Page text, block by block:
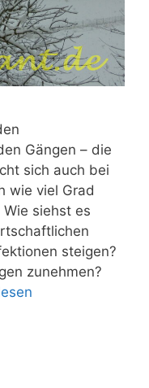
Gängen – die
sich auch bei
wie viel Grad
siehst es
steigen?
zunehmen?